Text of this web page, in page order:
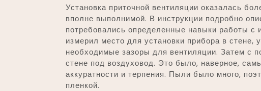
Установка приточной вентиляции оказалась
вполне выполнимой. В инструкции подробно
потребовались определенные навыки работы с
измерил место для установки прибора в стене,
необходимые зазоры для вентиляции. Затем с
стене под воздуховод. Это было, наверное,
аккуратности и терпения. Пыли было много,
пленкой.